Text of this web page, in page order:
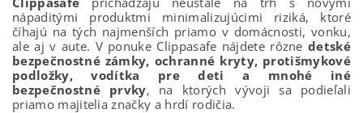
nápaditými produktmi minimalizujúcimi riziká, ktoré
číhajú na tých najmenších priamo v domácnosti, vonku,
ale aj v aute. V ponuke Clippasafe nájdete rôznedetské
bezpečnostné zámky, ochranné kryty, protišmykové
podložky, vodítka pre deti a mnohé iné
bezpečnostné prvky, na ktorých vývoji sa podieľali
priamo majitelia značky a hrdí rodičia.